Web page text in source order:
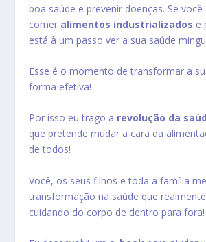
boa saúde e prevenir doenças. Se
comer alimentos industrializados e
está à um passo ver a sua saúde
Esse é o momento de transformar a
forma efetiva!
Por isso eu trago a revolução da
que pretende mudar a cara da
de todos!
Você, os seus filhos e toda a família
transformação na saúde que
cuidando do corpo de dentro para fora!